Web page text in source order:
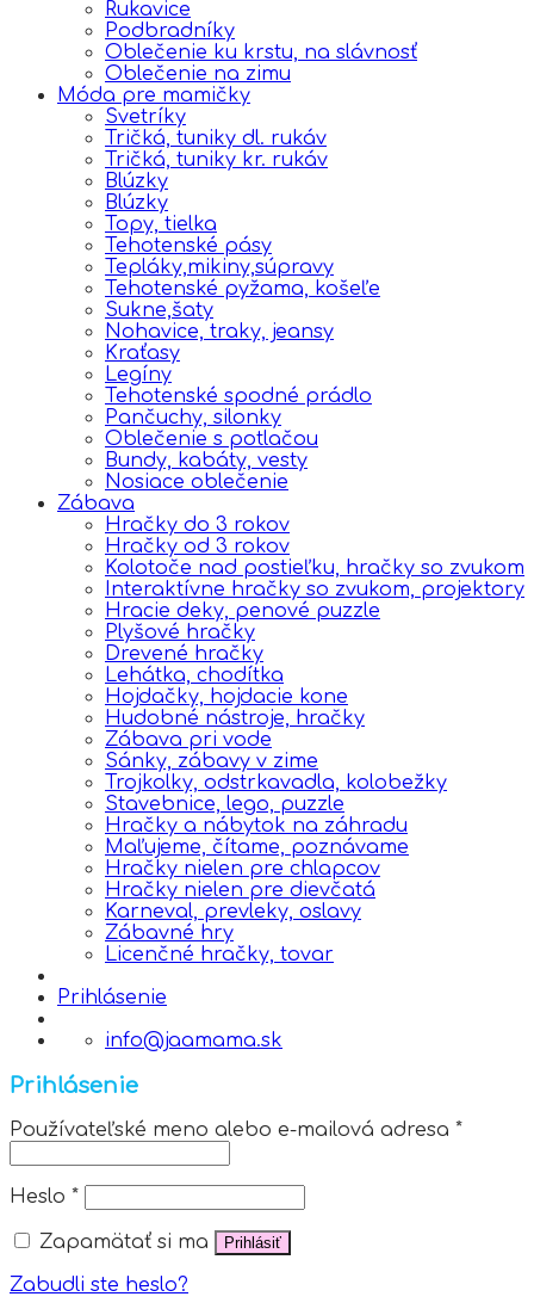
Rukavice
Podbradníky
Oblečenie ku krstu, na slávnosť
Oblečenie na zimu
Móda pre mamičky
Svetríky
Tričká, tuniky dl. rukáv
Tričká, tuniky kr. rukáv
Blúzky
Blúzky
Topy, tielka
Tehotenské pásy
Tepláky,mikiny,súpravy
Tehotenské pyžama, košeľe
Sukne,šaty
Nohavice, traky, jeansy
Kraťasy
Legíny
Tehotenské spodné prádlo
Pančuchy, silonky
Oblečenie s potlačou
Bundy, kabáty, vesty
Nosiace oblečenie
Zábava
Hračky do 3 rokov
Hračky od 3 rokov
Kolotoče nad postieľku, hračky so zvukom
Interaktívne hračky so zvukom, projektory
Hracie deky, penové puzzle
Plyšové hračky
Drevené hračky
Lehátka, chodítka
Hojdačky, hojdacie kone
Hudobné nástroje, hračky
Zábava pri vode
Sánky, zábavy v zime
Trojkolky, odstrkavadla, kolobežky
Stavebnice, lego, puzzle
Hračky a nábytok na záhradu
Maľujeme, čítame, poznávame
Hračky nielen pre chlapcov
Hračky nielen pre dievčatá
Karneval, prevleky, oslavy
Zábavné hry
Licenčné hračky, tovar
Prihlásenie
info@jaamama.sk
Prihlásenie
Používateľské meno alebo e-mailová adresa *
Heslo *
Zapamätať si ma Prihlásiť
Zabudli ste heslo?